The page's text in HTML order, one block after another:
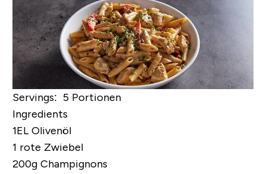
Servings: 5 Portionen
Ingredients
1EL Olivenöl
1 rote Zwiebel
200g Champignons